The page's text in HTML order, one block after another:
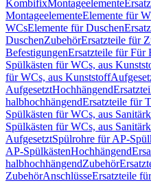
KombifixMontageelemente
MontageelementeElemente für
WCsElemente für Duschen
DuschenZubehörErsatzteile für
BefestigungenErsatzteile für Für
Spülkästen für WCs, aus
für WCs, aus Kunststoff
AufgesetztHochhängend
halbhochhängendErsatzteile für
Spülkästen für WCs, aus
Spülkästen für WCs, aus
AufgesetztSpülrohre für AP-
AP-SpülkästenHochhängend
halbhochhängendZubehör
ZubehörAnschlüsseErsatzteile